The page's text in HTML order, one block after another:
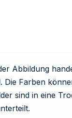
Abbildung
Die Farben
sind in eine